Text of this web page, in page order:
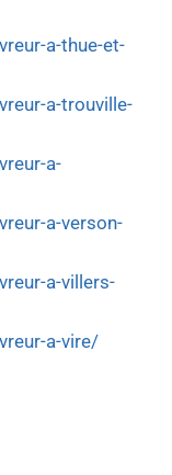
a-thue-et-
a-trouville-
a-
a-verson-
a-villers-
a-vire/